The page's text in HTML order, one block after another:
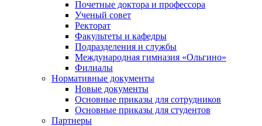
Почетные доктора и профессора
Ученый совет
Ректорат
Факультеты и кафедры
Подразделения и службы
Международная гимназия «Ольгино»
Филиалы
Нормативные документы
Новые документы
Основные приказы для сотрудников
Основные приказы для студентов
Партнеры